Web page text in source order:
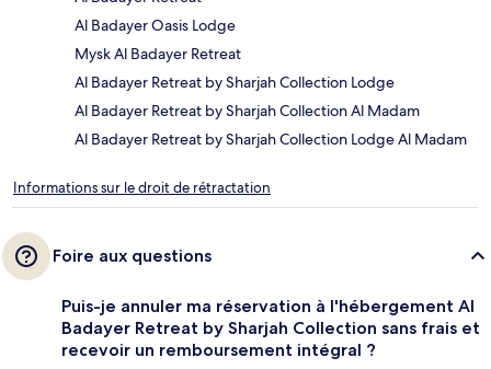
Al Badayer Oasis Lodge
Mysk Al Badayer Retreat
Al Badayer Retreat by Sharjah Collection Lodge
Al Badayer Retreat by Sharjah Collection Al Madam
Al Badayer Retreat by Sharjah Collection Lodge Al Madam
Informations sur le droit de rétractation
Foire aux questions
Puis-je annuler ma réservation à l'hébergement Al
Badayer Retreat by Sharjah Collection sans frais et
recevoir un remboursement intégral ?